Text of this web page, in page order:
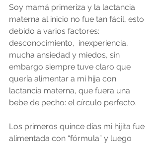
Soy mamá primeriza y la lactancia
materna al inicio no fue tan fácil, esto
debido a varios factores:
desconocimiento,  inexperiencia,
mucha ansiedad y miedos, sin
embargo siempre tuve claro que
quería alimentar a mi hija con
lactancia materna, que fuera una
bebe de pecho: el círculo perfecto.
Los primeros quince días mi hijita fue
alimentada con “fórmula” y luego